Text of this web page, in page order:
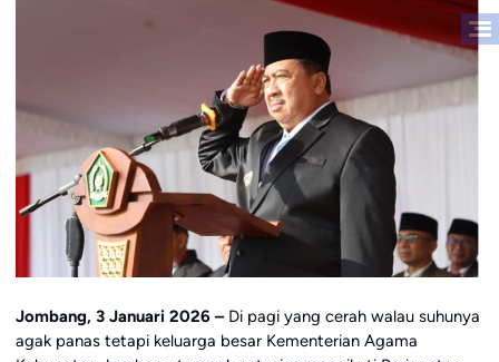
Jombang, 3 Januari 2026 –Di pagi yang cerah walau suhunya
agak panas tetapi keluarga besar Kementerian Agama